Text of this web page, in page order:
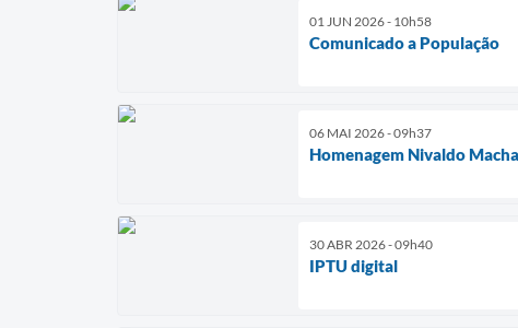
01 JUN 2026 - 10h58
Comunicado a População
06 MAI 2026 - 09h37
Homenagem Nivaldo
30 ABR 2026 - 09h40
IPTU digital